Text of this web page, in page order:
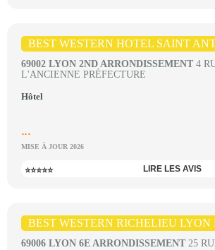
BEST WESTERN HOTEL SAINT
69002 LYON 2ND ARRONDISSEMENT 4
L'ANCIENNE PRÉFECTURE
Hôtel
...
MISE À JOUR 2026
⭐⭐⭐⭐⭐ LIRE LES AVIS
BEST WESTERN RICHELIEU LYON
69006 LYON 6E ARRONDISSEMENT 25